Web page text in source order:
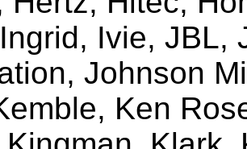
Ivie, JBL,
Johnson
Ken